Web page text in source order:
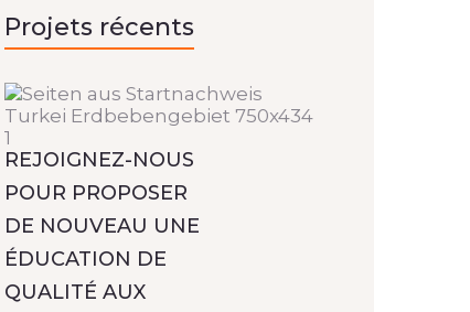
Projets récents
REJOIGNEZ-NOUS
POUR PROPOSER
DE NOUVEAU UNE
ÉDUCATION DE
QUALITÉ AUX